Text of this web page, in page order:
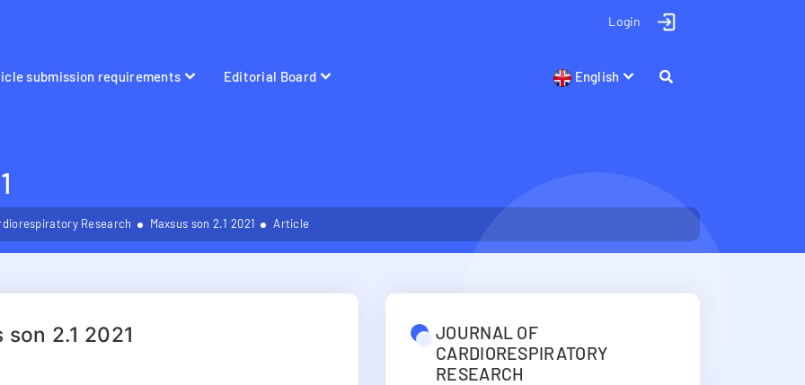
Login
submission requirements Editorial Board English
Research Maxsus son 2.1 2021 Article
son 2.1 2021
JOURNAL OF
CARDIORESPIRATORY
RESEARCH